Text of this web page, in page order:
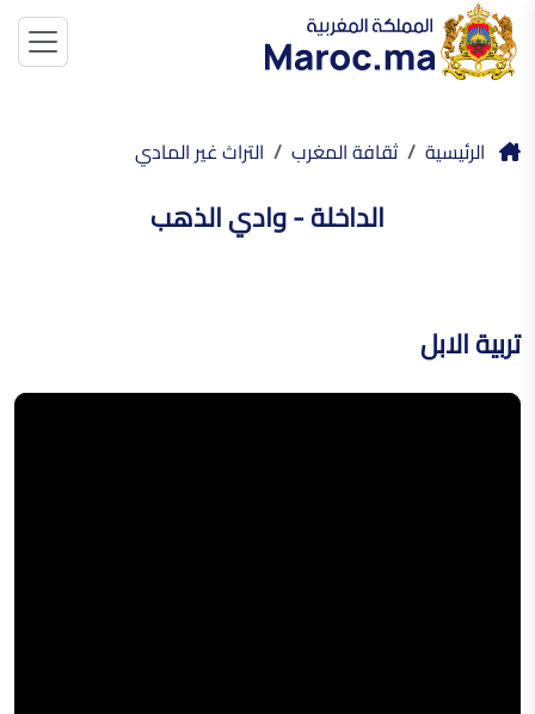
الرئيسية ثقافة المغرب التراث غير المادي
الداخلة - وادي الذهب
تربية الابل